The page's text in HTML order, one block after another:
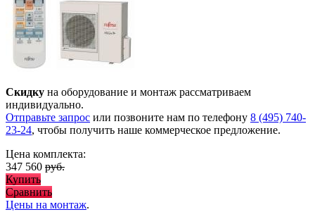
Скидку на оборудование и монтаж рассматриваем
индивидуально.
Отправьте запрос или позвоните нам по телефону 8 (495) 740-
23-24, чтобы получить наше коммерческое предложение.
Цена комплекта:
347 560 руб.
Купить
Сравнить
Цены на монтаж.